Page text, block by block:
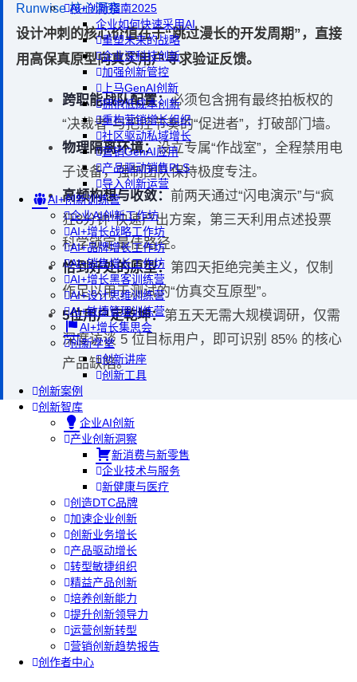
AI+创新指南2025
企业如何快速采用AI
重塑未来的战略
企业深科技创新
加强创新管控
上马GenAI创新
拥抱低成本创新
重构营销增长组织
社区驱动私域增长
营销GenAI应用
产品驱动销售PLS
导入创新运营
AI+创新训练营
企业AI创新工作坊
AI+增长战略工作坊
AI+品牌增长工作坊
AI+销售增长工作坊
AI+增长黑客训练营
AI+设计思维训练营
AI+敏捷管理训练营
AI+增长集思会
创新学堂
创新讲座
创新工具
创新案例
创新智库
企业AI创新
产业创新洞察
新消费与新零售
企业技术与服务
新健康与医疗
创造DTC品牌
加速企业创新
创新业务增长
产品驱动增长
转型敏捷组织
精益产品创新
培养创新能力
提升创新领导力
运营创新转型
营销创新趋势报告
创作者中心
Runwise 核心洞察
设计冲刺的核心价值在于“跳过漫长的开发周期”，直接
用高保真原型向真实用户寻求验证反馈。
跨职能战队配置：必须包含拥有最终拍板权的
“决裁者”与把控节奏的“促进者”，打破部门墙。
物理隔离环境：设立专属“作战室”，全程禁用电
子设备，强制团队保持极度专注。
高频构想与收敛： 前两天通过“闪电演示”与“疯
狂8分钟”快速产出方案，第三天利用点述投票
科学锁定最佳路径。
恰到好处的原型： 第四天拒绝完美主义，仅制
作足以用于测试的“仿真交互原型”。
5位用户定乾坤：第五天无需大规模调研，仅需
深度访谈 5 位目标用户，即可识别 85% 的核心
产品缺陷。